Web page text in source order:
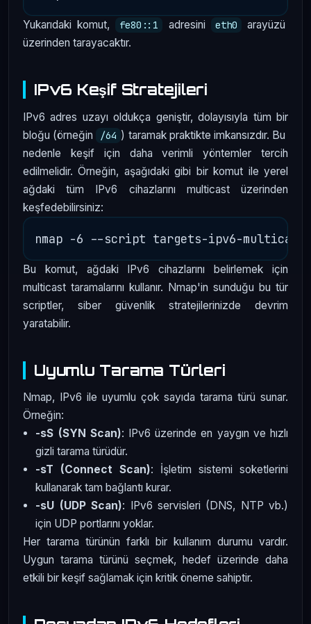
Yukarıdaki komut, fe80::1 adresini eth0
arayüzü
üzerinden tarayacaktır.
IPv6 Keşif Stratejileri
IPv6 adres uzayı oldukça geniştir, dolayısıyla tüm bir
bloğu (örneğin
/64 ) taramak praktikte imkansızdır. Bu
nedenle keşif için daha verimli yöntemler tercih
edilmelidir. Örneğin, aşağıdaki gibi bir komut ile yerel
ağdaki tüm IPv6 cihazlarını multicast üzerinden
keşfedebilirsiniz:
Bu komut, ağdaki IPv6 cihazlarını belirlemek için
multicast taramalarını kullanır. Nmap'in sunduğu bu tür
scriptler, siber güvenlik stratejilerinizde devrim
yaratabilir.
Uyumlu Tarama Türleri
Nmap, IPv6 ile uyumlu çok sayıda tarama türü sunar.
Örneğin:
-sS (SYN Scan): IPv6 üzerinde en yaygın ve hızlı
gizli tarama türüdür.
-sT (Connect Scan): İşletim sistemi soketlerini
kullanarak tam bağlantı kurar.
-sU (UDP Scan): IPv6 servisleri (DNS, NTP vb.)
için UDP portlarını yoklar.
Her tarama türünün farklı bir kullanım durumu vardır.
Uygun tarama türünü seçmek, hedef üzerinde daha
etkili bir keşif sağlamak için kritik öneme sahiptir.